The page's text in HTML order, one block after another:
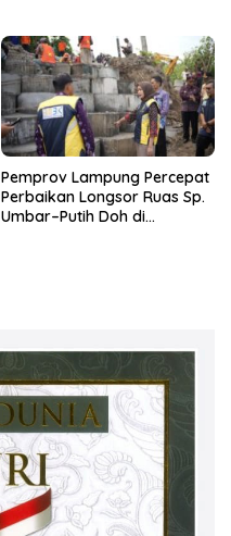
Pemprov Lampung Percepat
Perbaikan Longsor Ruas Sp.
Umbar–Putih Doh di